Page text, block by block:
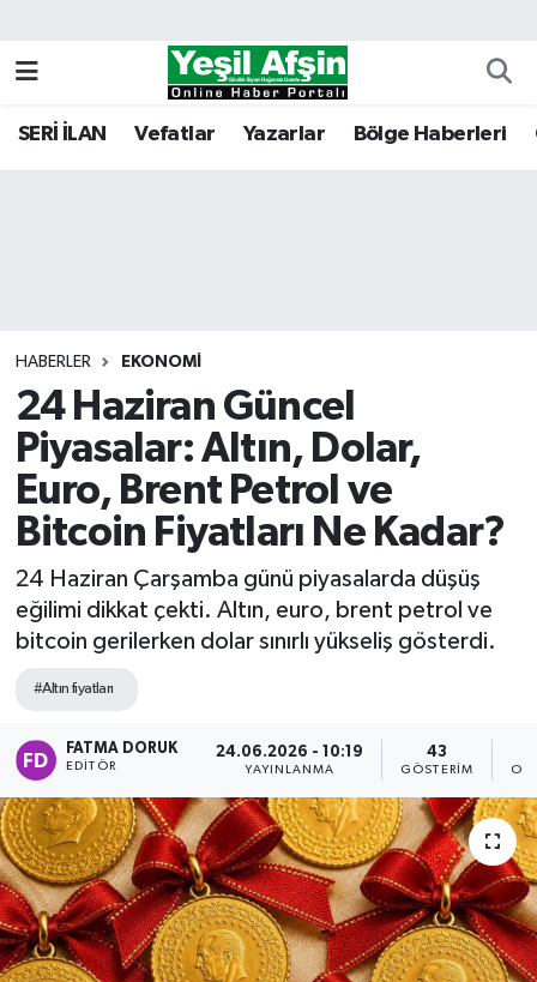
SERİ İLAN Vefatlar Yazarlar Bölge Haberleri
HABERLER EKONOMI
24 Haziran Güncel
Piyasalar: Altın, Dolar,
Euro, Brent Petrol ve
Bitcoin Fiyatları Ne Kadar?
24 Haziran Çarşamba günü piyasalarda düşüş
eğilimi dikkat çekti. Altın, euro, brent petrol ve
bitcoin gerilerken dolar sınırlı yükseliş gösterdi.
#Altın fiyatları
FATMA DORUK
EDITÖR
24.06.2026 - 10:19
YAYINLANMA
43
GÖSTERIM
Kahramanmaraş Nöbetçi Eczaneler
Tüm Manşetler
Son Dakika Haberleri
Haber Arşivi